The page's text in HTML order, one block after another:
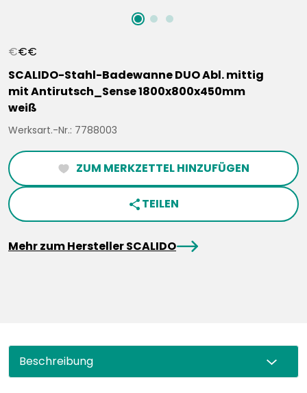
€€€
SCALIDO-Stahl-Badewanne DUO Abl. mittig
mit Antirutsch_Sense 1800x800x450mm
weiß
Werksart.-Nr.: 7788003
heartFilled ZUM MERKZETTEL HINZUFÜGEN
share TEILEN
Mehr zum Hersteller SCALIDOarrowRight
Beschreibung